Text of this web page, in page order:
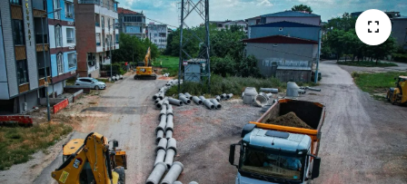
Bilim-Teknoloji
Köşe Yazıları
Röportaj
Video Galeri
Son Dakika Haberleri
Haber Arşivi